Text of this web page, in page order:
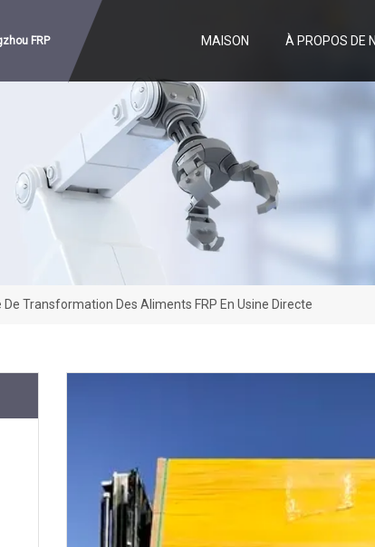
FRP MAISON À PROPOS DE
De Transformation Des Aliments FRP En Usine Directe